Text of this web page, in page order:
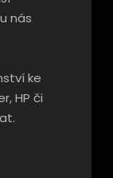
nás
ke
HP či